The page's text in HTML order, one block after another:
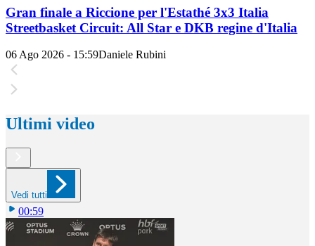
Gran finale a Riccione per l'Estathé 3x3 Italia
Streetbasket Circuit: All Star e DKB regine d'Italia
06 Ago 2026 - 15:59Daniele Rubini
Ultimi video
Vedi tutti
00:59